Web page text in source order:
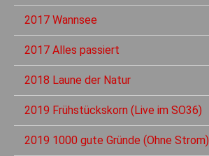
2017 Wannsee
2017 Alles passiert
2018 Laune der Natur
2019 Frühstückskorn (Live im SO36)
2019 1000 gute Gründe (Ohne Strom)